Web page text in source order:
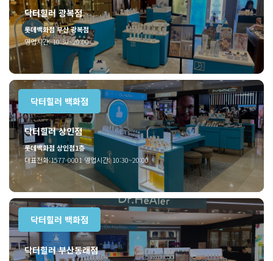
닥터힐러 광복점
롯데백화점 부산 광복점
영업시간: 10:30~20:00
닥터힐러 백화점
닥터힐러 상인점
롯데백화점 상인점1층
대표전화:1577-0001 영업시간: 10:30~20:00
닥터힐러 백화점
닥터힐러 부산동래점